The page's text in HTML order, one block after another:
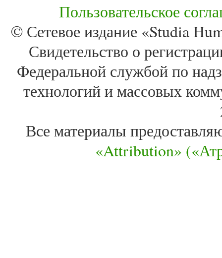
Пользовательское
© Сетевое издание «Studia
Свидетельство о
Федеральной службой по
технологий и массовых
Все материалы
«Attribution»